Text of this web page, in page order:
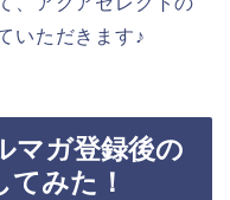
いただきます♪
マガ登録後の
みた！